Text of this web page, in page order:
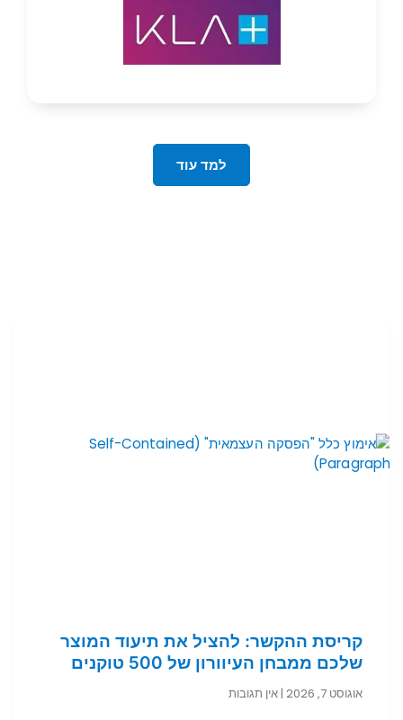
למד עוד
קריסת ההקשר: להציל את תיעוד המוצר
שלכם ממבחן העיוורון של 500 טוקנים
אוגוסט 7, 2026 אין תגובות